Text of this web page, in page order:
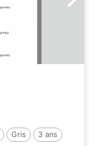
Gris 3 ans